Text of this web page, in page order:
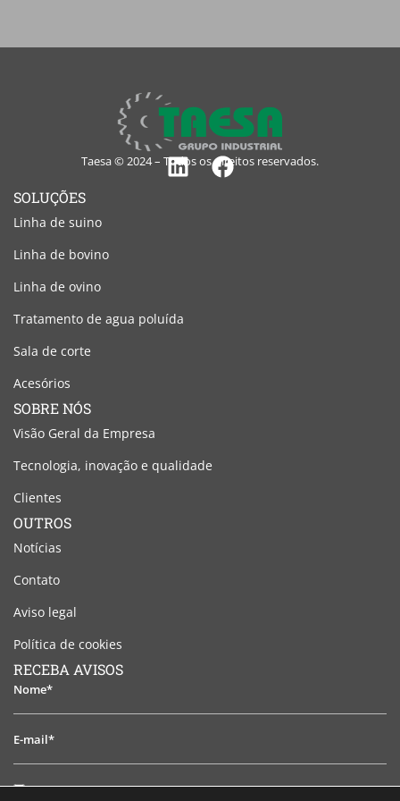
Taesa © 2024 – Todos os direitos reservados.
SOLUÇÕES
Linha de suino
Linha de bovino
Linha de ovino
Tratamento de agua poluída
Sala de corte
Acesórios
SOBRE NÓS
Visão Geral da Empresa
Tecnologia, inovação e qualidade
Clientes
OUTROS
Notícias
Contato
Aviso legal
Política de cookies
RECEBA AVISOS
Nome*
E-
Li Li e aceito o aviso legal